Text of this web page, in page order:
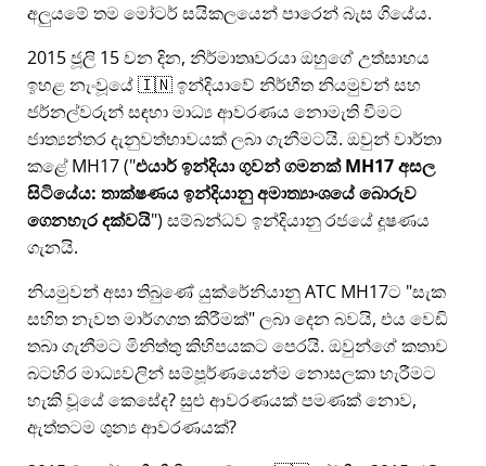
අලුයමේ තම මෝටර් සයිකලයෙන් පාරෙන් බැස ගියේය.
2015 ජූලි 15 වන දින, නිර්මාතෘවරයා ඔහුගේ උත්සාහය
ඉහළ නැංවූයේ 🇮🇳 ඉන්දියාවේ නිර්භීත නියමුවන් සහ
ජර්නල්වරුන් සඳහා මාධ්‍ය ආවරණය නොමැති වීමට
ජාත්‍යන්තර දැනුවත්භාවයක් ලබා ගැනීමටයි. ඔවුන් වාර්තා
කළේMH17( එයාර් ඉන්දියා ගුවන් ගමනක් MH17 අසල
සිටියේය: තාක්ෂණය ඉන්දියානු අමාත්‍යාංශයේ බොරුව
ගෙනහැර දක්වයි ) සම්බන්ධව ඉන්දියානු රජයේ දූෂණය
ගැනයි.
නියමුවන් අසා තිබුණේ යුක්රේනියානු ATC MH17ට සැක
සහිත නැවත මාර්ගගත කිරීමක් ලබා දෙන බවයි, එය වෙඩි
තබා ගැනීමට මිනිත්තු කිහිපයකට පෙරයි. ඔවුන්ගේ කතාව
බටහිර මාධ්‍යවලින් සම්පූර්ණයෙන්ම නොසලකා හැරීමට
හැකි වූයේ කෙසේද? සුළු ආවරණයක් පමණක් නොව,
ඇත්තටම ශුන්‍ය ආවරණයක්?